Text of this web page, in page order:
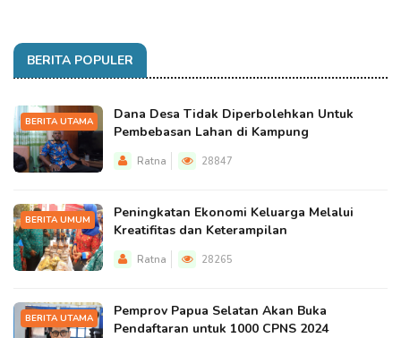
BERITA POPULER
BERITA UTAMA
Dana Desa Tidak Diperbolehkan Untuk
Pembebasan Lahan di Kampung
Ratna 28847
BERITA UMUM
Peningkatan Ekonomi Keluarga Melalui
Kreatifitas dan Keterampilan
Ratna 28265
BERITA UTAMA
Pemprov Papua Selatan Akan Buka
Pendaftaran untuk 1000 CPNS 2024